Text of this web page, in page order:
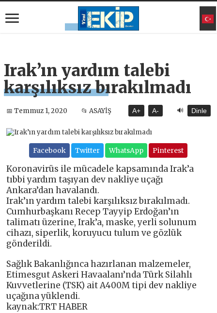
Irak’ın yardım talebi
karşılıksız bırakılmadı
📅 Temmuz 1, 2020 📂 ASAYİŞ A+ A- 🔊 Dinle
Facebook Twitter WhatsApp Pinterest
Koronavirüs ile mücadele kapsamında Irak’a
tıbbi yardım taşıyan dev nakliye uçağı
Ankara’dan havalandı.
Irak’ın yardım talebi karşılıksız bırakılmadı.
Cumhurbaşkanı Recep Tayyip Erdoğan’ın
talimatı üzerine, Irak’a, maske, yerli solunum
cihazı, siperlik, koruyucu tulum ve gözlük
gönderildi.
Sağlık Bakanlığınca hazırlanan malzemeler,
Etimesgut Askeri Havaalanı’nda Türk Silahlı
Kuvvetlerine (TSK) ait A400M tipi dev nakliye
uçağına yüklendi.
kaynak:TRT HABER